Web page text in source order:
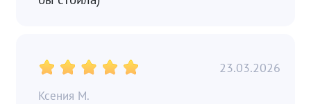
Ксения М.
23.03.2026